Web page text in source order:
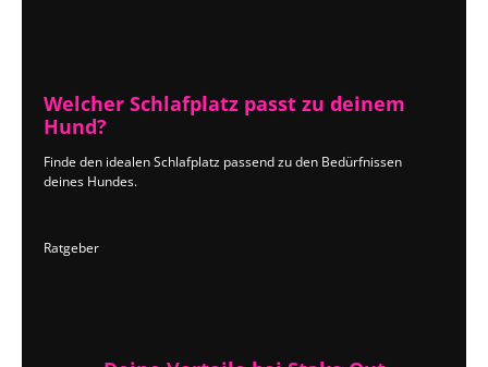
Welcher Schlafplatz passt zu deinem
Hund?
Finde den idealen Schlafplatz passend zu den Bedürfnissen
deines Hundes.
Ratgeber